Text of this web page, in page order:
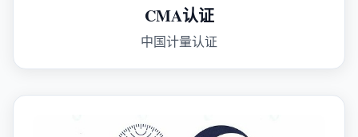
CMA认证
中国计量认证